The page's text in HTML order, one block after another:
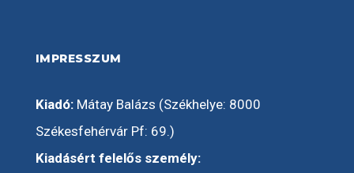
IMPRESSZUM
Kiadó:Mátay Balázs (Székhelye: 8000
Székesfehérvár Pf: 69.)
Kiadásért felelős személy: